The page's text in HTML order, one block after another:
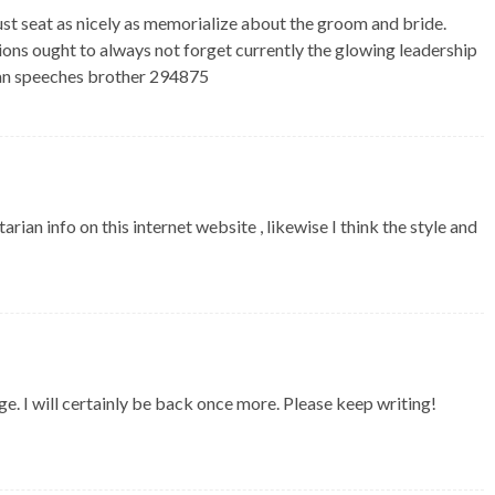
seat as nicely as memorialize about the groom and bride.
ought to always not forget currently the glowing leadership
speeches brother 294875
info on this internet website , likewise I think the style and
I will certainly be back once more. Please keep writing!